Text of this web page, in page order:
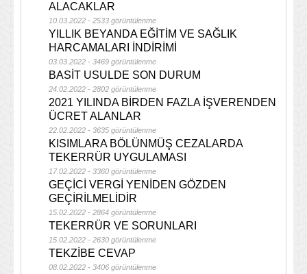
ALACAKLAR
10.03.2022 - 2533 görüntülenme
YILLIK BEYANDA EĞİTİM VE SAĞLIK
HARCAMALARI İNDİRİMİ
03.03.2022 - 3469 görüntülenme
BASİT USULDE SON DURUM
24.02.2022 - 2802 görüntülenme
2021 YILINDA BİRDEN FAZLA İŞVERENDEN
ÜCRET ALANLAR
22.02.2022 - 3635 görüntülenme
KISIMLARA BÖLÜNMÜŞ CEZALARDA
TEKERRÜR UYGULAMASI
17.02.2022 - 3360 görüntülenme
GEÇİCİ VERGİ YENİDEN GÖZDEN
GEÇİRİLMELİDİR
15.02.2022 - 2864 görüntülenme
TEKERRÜR VE SORUNLARI
15.02.2022 - 2630 görüntülenme
TEKZİBE CEVAP
08.02.2022 - 3406 görüntülenme